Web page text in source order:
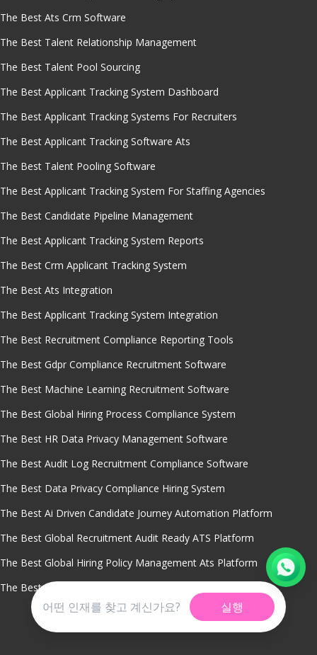
실행
The Best Ats Crm Software
The Best Talent Relationship Management
The Best Talent Pool Sourcing
The Best Applicant Tracking System Dashboard
The Best Applicant Tracking Systems For Recruiters
The Best Applicant Tracking Software Ats
The Best Talent Pooling Software
The Best Applicant Tracking System For Staffing Agencies
The Best Candidate Pipeline Management
The Best Applicant Tracking System Reports
The Best Crm Applicant Tracking System
The Best Ats Integration
The Best Applicant Tracking System Integration
The Best Recruitment Compliance Reporting Tools
The Best Gdpr Compliance Recruitment Software
The Best Machine Learning Recruitment Software
The Best Global Hiring Process Compliance System
The Best HR Data Privacy Management Software
The Best Audit Log Recruitment Compliance Software
The Best Data Privacy Compliance Hiring System
The Best Ai Driven Candidate Journey Automation Platform
The Best Global Recruitment Audit Ready ATS Platform
The Best Global Hiring Policy Management Ats Platform
The Best Cross Border Recruitment Compliance Tools